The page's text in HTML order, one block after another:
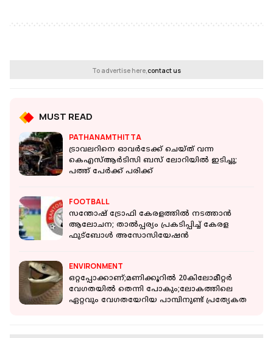
To advertise here,contact us
MUST READ
PATHANAMTHITTA
ട്രാവലറിനെ ഓവർടേക്ക് ചെയ്ത് വന്ന
കെഎസ്ആർടിസി ബസ് ലോറിയിൽ ഇടിച്ചു;
പത്ത് പേർക്ക് പരിക്ക്
FOOTBALL
സന്തോഷ് ട്രോഫി കേരളത്തിൽ നടത്താൻ
ആലോചന; താൽപ്പര്യം പ്രകടിപ്പിച്ച് കേരള
ഫുട്ബോൾ അസോസിയേഷൻ
ENVIRONMENT
ഒറ്റപ്പോക്കാണ്;മണിക്കൂറിൽ 20കിലോമീറ്റർ
വേഗതയിൽ തെന്നി പോകും;ലോകത്തിലെ
ഏറ്റവും വേഗതയേറിയ പാമ്പിനുണ്ട് പ്രത്യേകത